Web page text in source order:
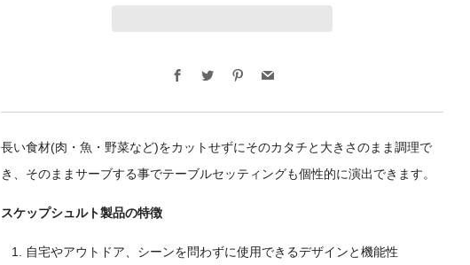
Facebook
TwitterPinterestEmail
長い食材(肉・魚・野菜など)をカットせずにそのカタチと大きさのまま調理で
き、そのままサーブする事でテーブルセッティングも個性的に演出できます。
スケップシュルト製品の特徴
自宅やアウトドア、シーンを問わずに使用できるデザインと機能性